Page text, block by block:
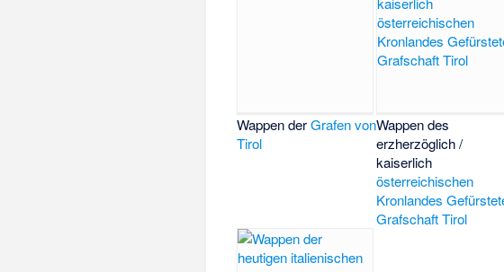
Wappen derGrafen von
Tirol
Wappen des
erzherzöglich /
kaiserlich
österreichischen
Kronlandes
Grafschaft Tirol